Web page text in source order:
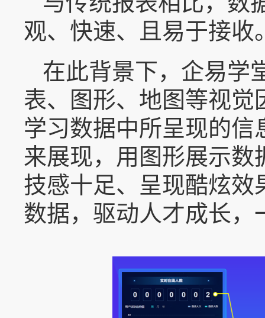
观、快速、且易于接收
在此背景下，企易学
表、图形、地图等视觉
学习数据中所呈现的
来展现，用图形展示
技感十足、呈现酷炫效
数据，驱动人才成长，